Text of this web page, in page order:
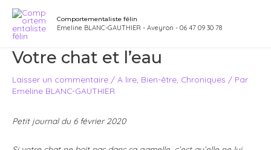
Aller
contenu
Comportementaliste félin
Emeline BLANC-GAUTHIER - Aveyron - 06 47 09 30 78
Votre chat et l’eau
Laisser un commentaire / A lire Bien-être Chroniques / Par
Emeline BLANC-GAUTHIER
Petit journal du 6 février 2020
Navigation
des
articles